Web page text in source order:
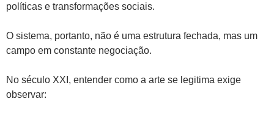
políticas e transformações sociais.
O sistema, portanto, não é uma estrutura fechada, mas um
campo em constante negociação.
No século XXI, entender como a arte se legitima exige
observar: